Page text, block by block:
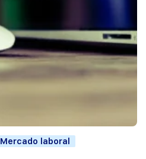
Mercado laboral